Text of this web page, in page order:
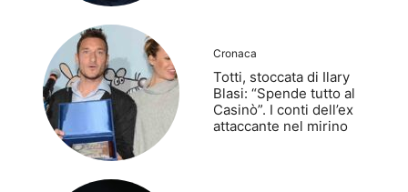
Cronaca
Totti, stoccata di Ilary
Blasi: “Spende tutto al
Casinò”. I conti dell’ex
attaccante nel mirino